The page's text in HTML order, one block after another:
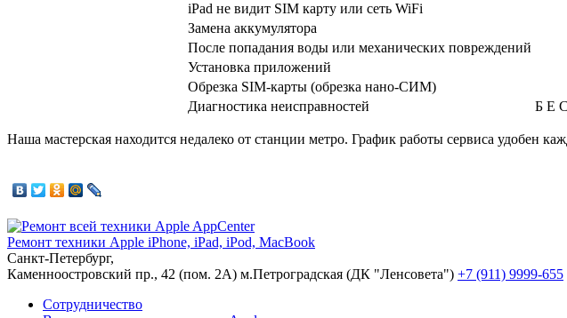
iPad не видит SIM карту или сеть WiFi
Замена аккумулятора
После попадания воды или механических повреждений
Установка приложений
Обрезка SIM-карты (обрезка нано-СИМ)
Диагностика неисправностей
Б Е
Наша мастерская находится недалеко от станции метро. График работы сервиса удобен
AppCenter
Ремонт техники Apple iPhone, iPad, iPod, MacBook
Санкт-Петербург,
Каменноостровский пр., 42 (пом. 2А) м.Петроградская (ДК "Ленсовета") +7 (911) 9999-655
Сотрудничество